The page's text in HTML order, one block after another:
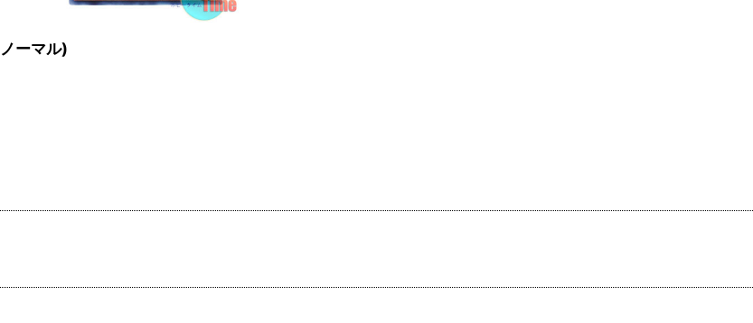
ーマル)